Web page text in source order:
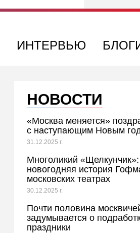
ИНТЕРВЬЮ
НОВОСТИ
«Москва меняется»
с наступающим Новым
31.12.2025 г.
Многоликий «Щелкунчик»:
новогодняя история
московских театрах
30.12.2025 г.
Почти половина
задумывается о
праздники